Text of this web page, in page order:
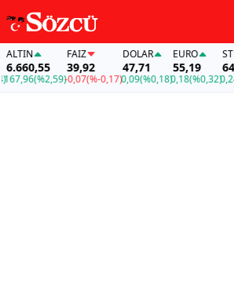
(%2,59)
FAİZ
39,92
-0,07(%-0,17)
DOLAR
47,71
0,09(%0,18)
EURO
55,19
0,18(%0,32)0,24